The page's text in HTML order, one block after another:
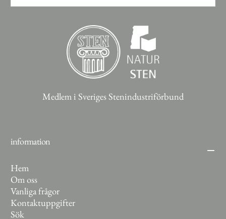
Medlem i Sveriges Stenindustriförbund
information
Hem
Om oss
Vanliga frågor
Kontaktuppgifter
Sök